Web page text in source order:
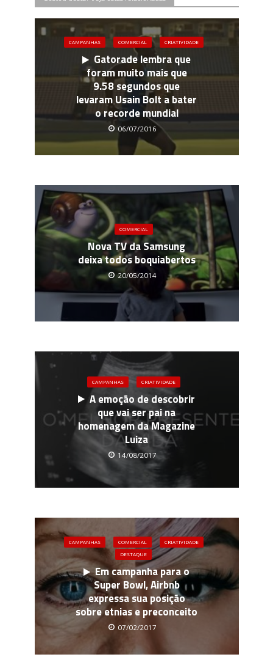
CAMPANHAS COMERCIAL CRIATIVIDADE
Gatorade lembra que
foram muito mais que
9.58 segundos que
levaram Usain Bolt a bater
o recorde mundial
06/07/2016
COMERCIAL
Nova TV da Samsung
deixa todos boquiabertos
20/05/2014
CAMPANHAS CRIATIVIDADE
A emoção de descobrir
que vai ser pai na
homenagem da Magazine
Luiza
14/08/2017
CAMPANHAS COMERCIAL
CRIATIVIDADE
DESTAQUE
Em campanha para o
Super Bowl, Airbnb
expressa sua posição
sobre etnias e preconceito
07/02/2017